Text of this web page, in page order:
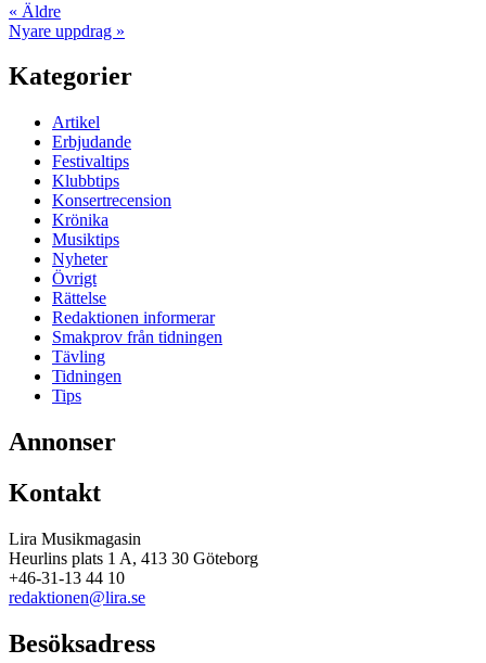
« Äldre
Nyare uppdrag »
Kategorier
Artikel
Erbjudande
Festivaltips
Klubbtips
Konsertrecension
Krönika
Musiktips
Nyheter
Övrigt
Rättelse
Redaktionen informerar
Smakprov från tidningen
Tävling
Tidningen
Tips
Annonser
Kontakt
Lira Musikmagasin
Heurlins plats 1 A, 413 30 Göteborg
+46-31-13 44 10
redaktionen@lira.se
Besöksadress